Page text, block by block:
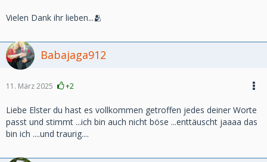
Vielen Dank ihr lieben...🫂
Babajaga912
11. März 2025 +2
Liebe Elster du hast es vollkommen getroffen jedes deiner Worte
passt und stimmt ...ich bin auch nicht böse ...enttäuscht jaaaa das
bin ich ....und traurig....